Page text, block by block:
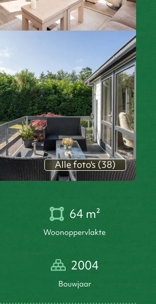
Alle foto's (38)
64 m²
woonoppervlakte
2004
bouwjaar